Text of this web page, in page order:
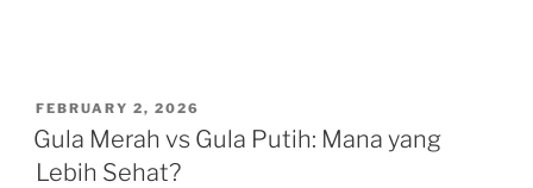
POSTED
ON
FEBRUARY 2, 2026
Gula Merah vs Gula Putih: Mana yang
Lebih Sehat?